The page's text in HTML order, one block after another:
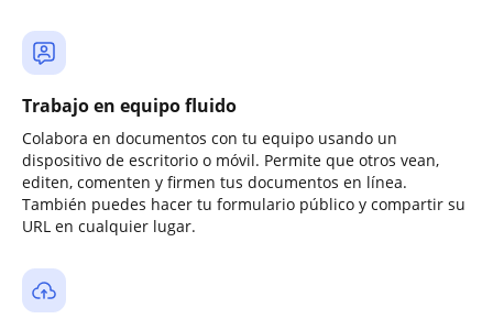
Trabajo en equipo fluido
Colabora en documentos con tu equipo usando un
dispositivo de escritorio o móvil. Permite que otros vean,
editen, comenten y firmen tus documentos en línea.
También puedes hacer tu formulario público y compartir su
URL en cualquier lugar.